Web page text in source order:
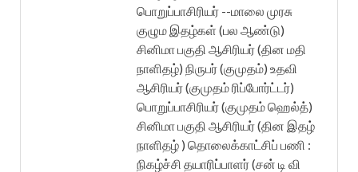
பொறுப்பாசிரியர் --மாலை முரசு
குழும இதழ்கள் (பல ஆண்டு)
சினிமா பகுதி ஆசிரியர் (தின மதி
நாளிதழ்) நிருபர் (குமுதம்) உதவி
ஆசிரியர் (குமுதம் ரிப்போர்ட்டர்)
பொறுப்பாசிரியர் (குமுதம் ஹெல்த்)
சினிமா பகுதி ஆசிரியர் (தின இதழ்
நாளிதழ் ) தொலைக்காட்சிப் பணி :
நிகழ்ச்சி தயாரிப்பாளர் (சன் டி வி